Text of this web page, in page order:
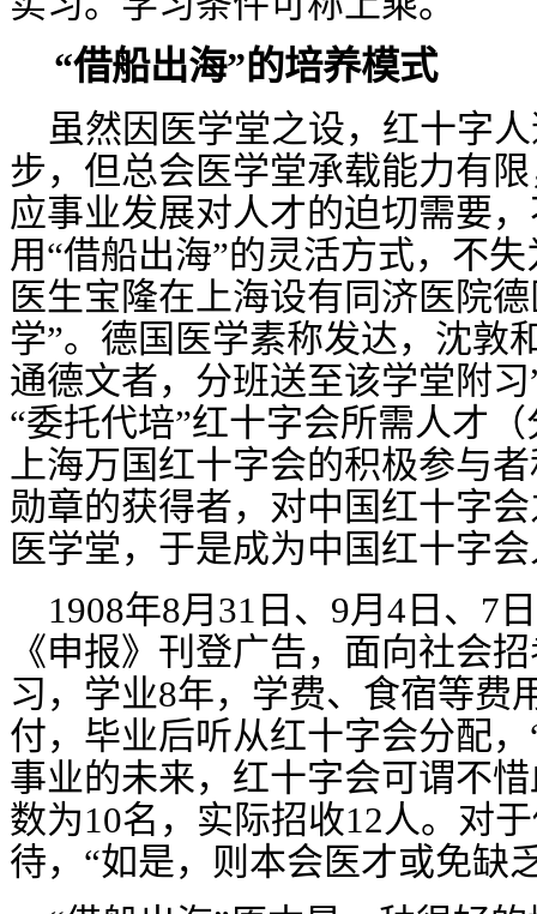
“借船出海”的培养模式
虽然因医学堂之设，红十字
步，但总会医学堂承载能力有
应事业发展对人才的迫切需要
用“借船出海”的灵活方式，不
医生宝隆在上海设有同济医院
学”。德国医学素称发达，沈敦
通德文者，分班送至该学堂附
“委托代培”红十字会所需人才
上海万国红十字会的积极参与
勋章的获得者，对中国红十字
医学堂，于是成为中国红十字
1908年8月 31 日、 9月 4 日、 7
《申报》刊登广告，面向社会
习，学业8年，学费、食宿等费
付，毕业后听从红十字会分配
事业的未来，红十字会可谓不
数为10名，实际招收12人。对
待，“如是，则本会医才或免缺